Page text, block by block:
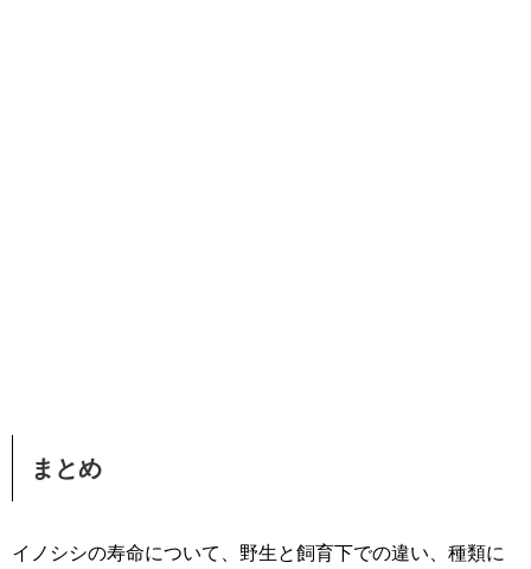
まとめ
イノシシの寿命について、野生と飼育下での違い、種類に